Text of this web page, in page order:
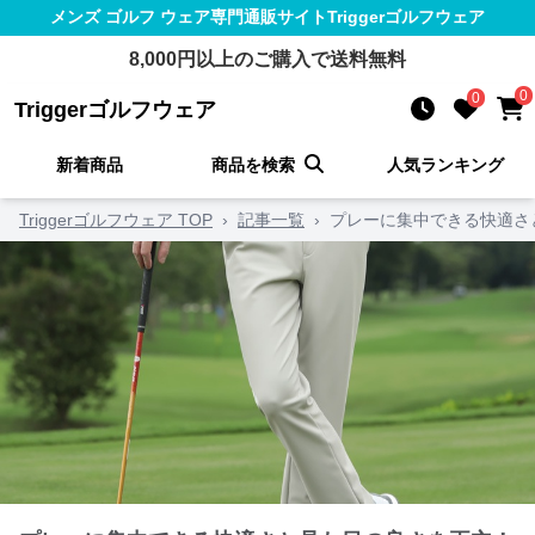
メンズ ゴルフ ウェア専門通販サイトTriggerゴルフウェア
8,000円以上のご購入で送料無料
Triggerゴルフウェア 0 0
新着商品 商品を検索 人気ランキング
Triggerゴルフウェア TOP › 記事一覧 › プレーに集中できる快適